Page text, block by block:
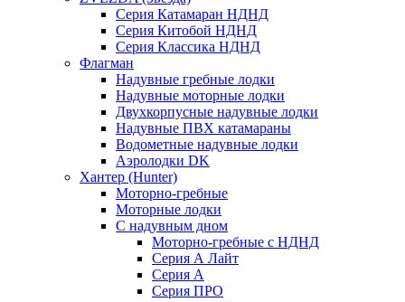
Серия Катамаран НДНД
Серия Китобой НДНД
Серия Классика НДНД
Флагман
Надувные гребные лодки
Надувные моторные лодки
Двухкорпусные надувные лодки
Надувные ПВХ катамараны
Водометные надувные лодки
Аэролодки DK
Хантер (Hunter)
Моторно-гребные
Моторные лодки
С надувным дном
Моторно-гребные с НДНД
Серия А Лайт
Серия А
Серия ПРО